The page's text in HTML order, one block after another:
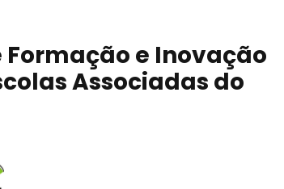
e Inovação
Associadas do